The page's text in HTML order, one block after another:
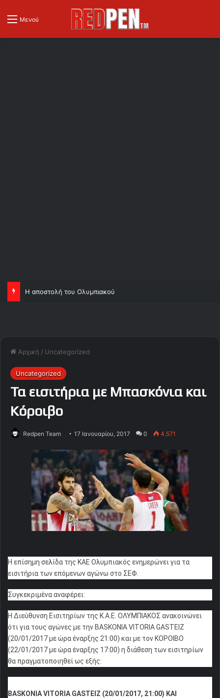
Μενού
Η αποστολή του Ολυμπιακού
Αρχική / Uncategorized
Uncategorized
Τα εισιτήρια με Μπασκόνια και
Κόροιβο
Redpen Team 17 Ιανουαρίου, 2017 0 4.571
Η επίσημη σελίδα της ΚΑΕ Ολυμπιακός ενημερώνει για τα
εισιτήρια των επόμενων αγώνω στο ΣΕΦ.
Συγκεκριμένα αναφέρει:
Η Διεύθυνση Εισιτηρίων της Κ.Α.Ε. ΟΛΥΜΠΙΑΚΟΣ ανακοινώνει
ότι για τους αγώνες με την BASKONIA VITORIA GASTEIZ
(20/01/2017 με ώρα έναρξης 21:00) και με τον ΚΟΡΟΙΒΟ
(22/01/2017 με ώρα έναρξης 17:00) η διάθεση των εισιτηρίων
θα πραγματοποιηθεί ως εξής:
BASKONIA VITORIA GASTEIZ (20/01/2017, 21:00) ΚΑΙ